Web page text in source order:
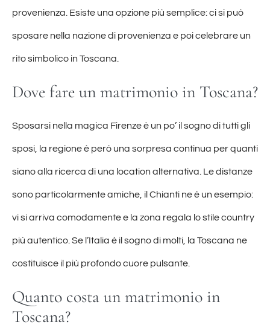
provenienza. Esiste una opzione più semplice: ci si può
sposare nella nazione di provenienza e poi celebrare un
rito simbolico in Toscana.
Dove fare un matrimonio in Toscana?
Sposarsi nella magica Firenze è un po’ il sogno di tutti gli
sposi, la regione è però una sorpresa continua per quanti
siano alla ricerca di una location alternativa. Le distanze
sono particolarmente amiche, il Chianti ne è un esempio:
vi si arriva comodamente e la zona regala lo stile country
più autentico. Se l’Italia è il sogno di molti, la Toscana ne
costituisce il più profondo cuore pulsante.
Quanto costa un matrimonio in
Toscana?